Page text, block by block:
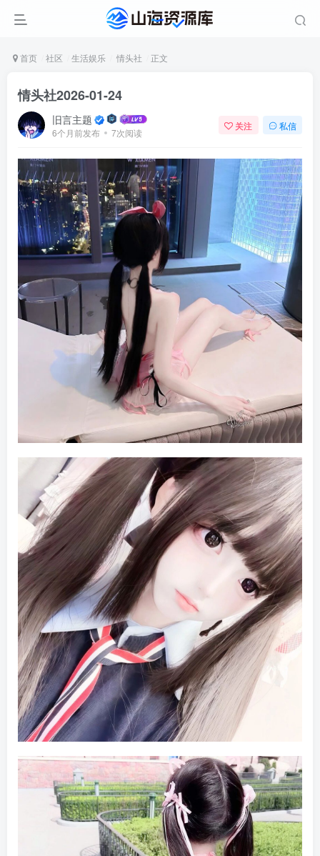
首页 社区 生活娱乐 情头社 正文
情头社2026-01-24
旧言主题
6个月前发布 7次阅读
关注 私信